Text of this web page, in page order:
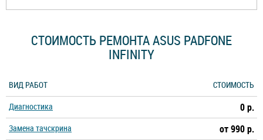
СТОИМОСТЬ РЕМОНТА ASUS PADFONE
INFINITY
ВИД РАБОТ
СТОИМОСТЬ
Диагностика
0 р.
Замена тачскрина от 990 р.